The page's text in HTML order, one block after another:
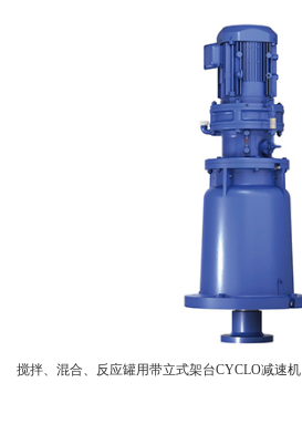
搅拌、混合、反应罐用带立式架台CYCLO减速机